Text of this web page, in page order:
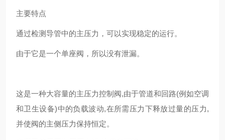
主要特点
通过检测导管中的主压力，可以实现稳定的运行。
由于它是一个单座阀，所以没有泄漏。
这是一种大容量的主压力控制阀,由于管道和回路(例如空调
和卫生设备)中的负载波动,在所需压力下释放过量的压力,
并使阀的主侧压力保持恒定。